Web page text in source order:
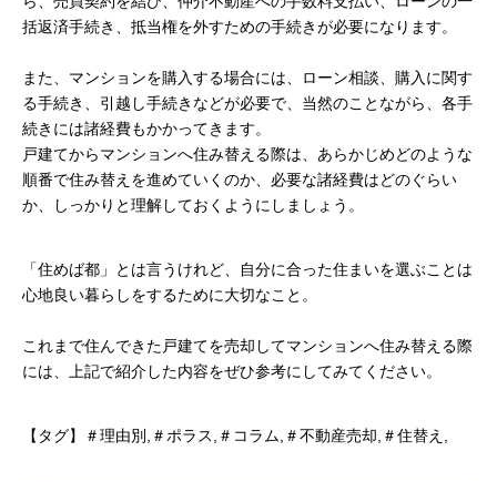
括返済手続き、抵当権を外すための手続きが必要になります。
また、マンションを購入する場合には、ローン相談、購入に関す
る手続き、引越し手続きなどが必要で、当然のことながら、各手
続きには諸経費もかかってきます。
戸建てからマンションへ住み替える際は、あらかじめどのような
順番で住み替えを進めていくのか、必要な諸経費はどのぐらい
か、しっかりと理解しておくようにしましょう。
「住めば都」とは言うけれど、自分に合った住まいを選ぶことは
心地良い暮らしをするために大切なこと。
これまで住んできた戸建てを売却してマンションへ住み替える際
には、上記で紹介した内容をぜひ参考にしてみてください。
【タグ】＃理由別,＃ポラス,＃コラム,＃不動産売却,＃住替え,